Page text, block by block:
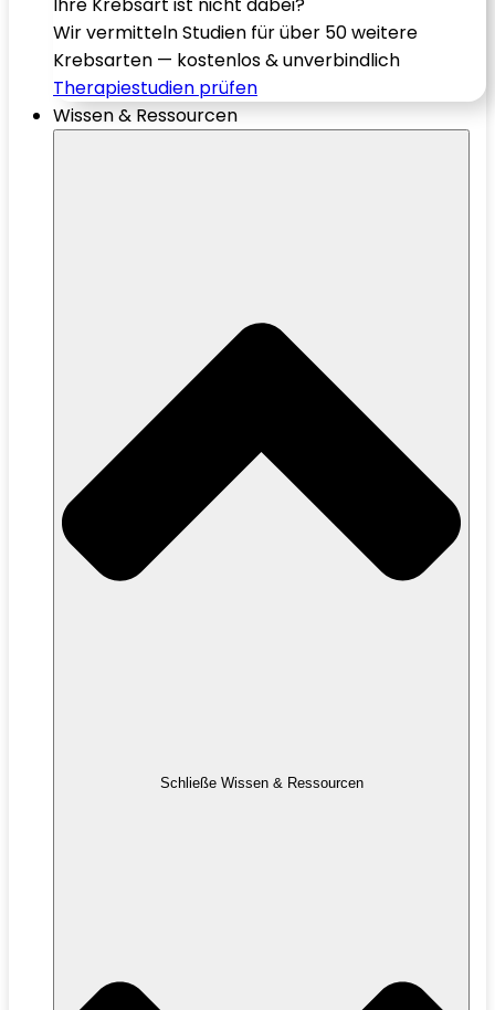
Ihre Krebsart ist nicht dabei?
Wir vermitteln Studien für über 50 weitere
Krebsarten — kostenlos & unverbindlich
Therapiestudien prüfen
Wissen & Ressourcen
Schließe Wissen & Ressourcen